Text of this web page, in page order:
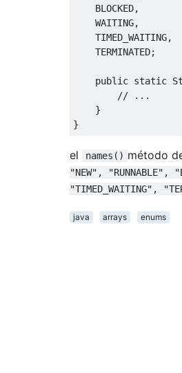
    BLOCKED
,
    WAITING
,
    TIMED_WAITING
,
    TERMINATED
;
public static
// ...
}
}
el names() método
"NEW", "RUNNABLE",
"TIMED_WAITING",
java arrays
enums